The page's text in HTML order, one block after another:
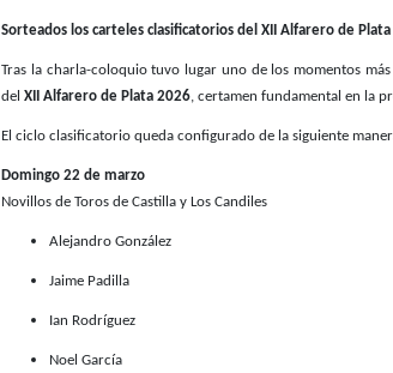
Sorteados los carteles clasificatorios del XII Alfarero de
Tras la charla-coloquio tuvo lugar uno de los momentos
delXII Alfarero de Plata 2026, certamen fundamental en la
El ciclo clasificatorio queda configurado de la siguiente
Domingo 22 de marzo
Novillos de Toros de Castilla y Los Candiles
Alejandro González
Jaime Padilla
Ian Rodríguez
Noel García